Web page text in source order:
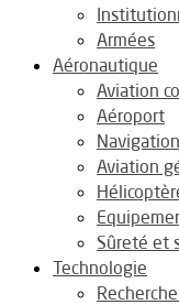
Armées
Aéronautique
Aviation
Aéroport
Aviation
Sûreté et
Technologie